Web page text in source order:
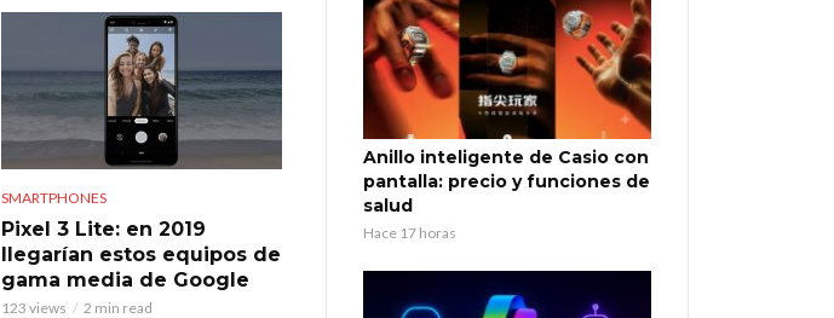
SMARTPHONES
Pixel 3 Lite: en 2019
llegarían estos equipos de
gama media de Google
123 views 2 min read
Anillo inteligente de Casio con
pantalla: precio y funciones de
salud
Hace 17 horas